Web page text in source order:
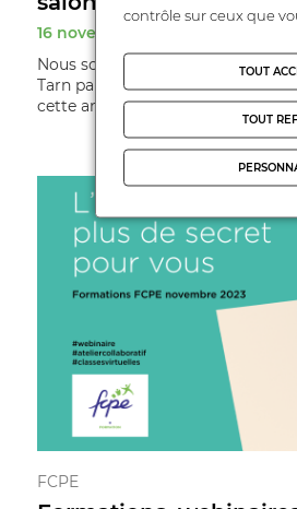
16 novembre 2023
Nous sommes ravis de vous
Tarn participera une nouvelle fois
cette année, et nous serions
FCPE
contrôle sur ceux que
TOUT
TOUT